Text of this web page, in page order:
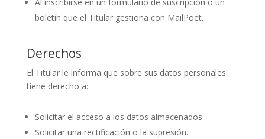
boletín que el Titular gestiona con MailPoet.
Derechos
El Titular le informa que sobre sus datos personales
tiene derecho a:
Solicitar el acceso a los datos almacenados.
Solicitar una rectificación o la supresión.